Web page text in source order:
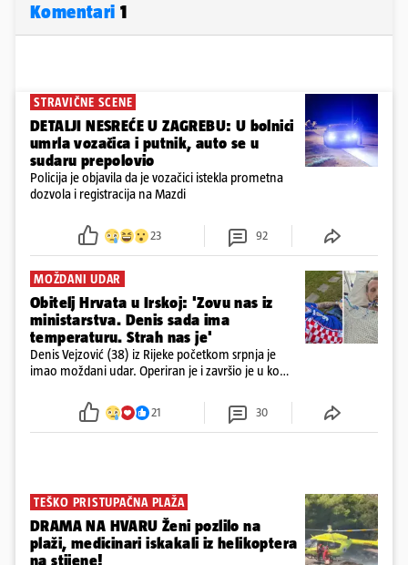
Komentari 1
STRAVIČNE SCENE
DETALJI NESREĆE U ZAGREBU: U bolnici
umrla vozačica i putnik, auto se u
sudaru prepolovio
Policija je objavila da je vozačici istekla prometna
dozvola i registracija na Mazdi
23 92
MOŽDANI UDAR
Obitelj Hrvata u Irskoj: 'Zovu nas iz
ministarstva. Denis sada ima
temperaturu. Strah nas je'
Denis Vejzović (38) iz Rijeke početkom srpnja je
imao moždani udar. Operiran je i završio je u komi.
tamošnji liječnici ne vjeruju u oporavak: 'Imamo
21 30
TEŠKO PRISTUPAČNA PLAŽA
DRAMA NA HVARU Ženi pozlilo na
plaži, medicinari iskakali iz helikoptera
na stijene!